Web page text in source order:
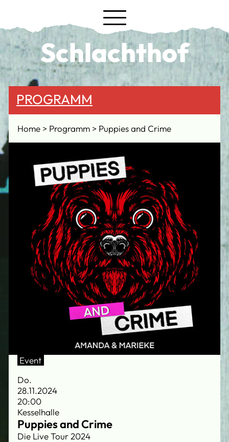
Schlachthof
PROGRAMM
Home Programm Puppies and Crime
Event
Do.
28.11.2024
20:00
Kesselhalle
Puppies and Crime
Die Live Tour 2024